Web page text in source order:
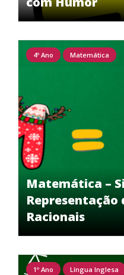
Matemática –
Representação
Racionais
4º Ano Matemática
1º Ano Língua Inglesa